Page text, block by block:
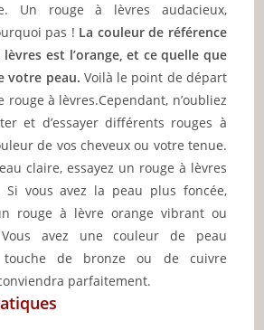
Un rouge à lèvres audacieux,
pas ! La couleur de référence
est l’orange, et ce quelle que
votre peau. Voilà le point de départ
à lèvres.Cependant, n’oubliez
et d’essayer différents rouges à
de vos cheveux ou votre tenue.
claire, essayez un rouge à lèvres
Si vous avez la peau plus foncée,
rouge à lèvre orange vibrant ou
avez une couleur de peau
touche de bronze ou de cuivre
parfaitement.